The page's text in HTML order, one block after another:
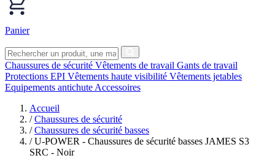
Panier
Chaussures de sécurité Vêtements de travail Gants de travail
Protections EPI Vêtements haute visibilité Vêtements jetables
Equipements antichute Accessoires
Accueil
/ Chaussures de sécurité
/ Chaussures de sécurité basses
/ U-POWER - Chaussures de sécurité basses JAMES S3
SRC - Noir